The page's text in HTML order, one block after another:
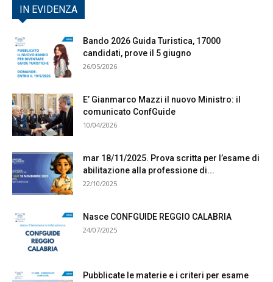
IN EVIDENZA
Bando 2026 Guida Turistica, 17000
candidati, prove il 5 giugno
26/05/2026
E’ Gianmarco Mazzi il nuovo Ministro: il
comunicato ConfGuide
10/04/2026
mar 18/11/2025. Prova scritta per l’esame di
abilitazione alla professione di...
22/10/2025
Nasce CONFGUIDE REGGIO CALABRIA
24/07/2025
Pubblicate le materie e i criteri per esame